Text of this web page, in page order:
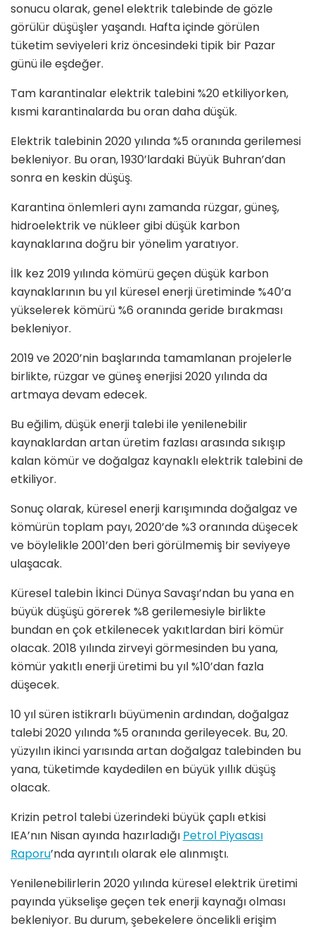
sonucu olarak, genel elektrik talebinde de gözle
görülür düşüşler yaşandı. Hafta içinde görülen
tüketim seviyeleri kriz öncesindeki tipik bir Pazar
günü ile eşdeğer.
Tam karantinalar elektrik talebini %20 etkiliyorken,
kısmi karantinalarda bu oran daha düşük.
Elektrik talebinin 2020 yılında %5 oranında gerilemesi
bekleniyor. Bu oran, 1930’lardaki Büyük Buhran’dan
sonra en keskin düşüş.
Karantina önlemleri aynı zamanda rüzgar, güneş,
hidroelektrik ve nükleer gibi düşük karbon
kaynaklarına doğru bir yönelim yaratıyor.
İlk kez 2019 yılında kömürü geçen düşük karbon
kaynaklarının bu yıl küresel enerji üretiminde %40’a
yükselerek kömürü %6 oranında geride bırakması
bekleniyor.
2019 ve 2020’nin başlarında tamamlanan projelerle
birlikte, rüzgar ve güneş enerjisi 2020 yılında da
artmaya devam edecek.
Bu eğilim, düşük enerji talebi ile yenilenebilir
kaynaklardan artan üretim fazlası arasında sıkışıp
kalan kömür ve doğalgaz kaynaklı elektrik talebini de
etkiliyor.
Sonuç olarak, küresel enerji karışımında doğalgaz ve
kömürün toplam payı, 2020’de %3 oranında düşecek
ve böylelikle 2001’den beri görülmemiş bir seviyeye
ulaşacak.
Küresel talebin İkinci Dünya Savaşı’ndan bu yana en
büyük düşüşü görerek %8 gerilemesiyle birlikte
bundan en çok etkilenecek yakıtlardan biri kömür
olacak. 2018 yılında zirveyi görmesinden bu yana,
kömür yakıtlı enerji üretimi bu yıl %10’dan fazla
düşecek.
10 yıl süren istikrarlı büyümenin ardından, doğalgaz
talebi 2020 yılında %5 oranında gerileyecek. Bu, 20.
yüzyılın ikinci yarısında artan doğalgaz talebinden bu
yana, tüketimde kaydedilen en büyük yıllık düşüş
olacak.
Krizin petrol talebi üzerindeki büyük çaplı etkisi
IEA’nın Nisan ayında hazırladığı Petrol Piyasası
Raporu’nda ayrıntılı olarak ele alınmıştı.
Yenilenebilirlerin 2020 yılında küresel elektrik üretimi
payında yükselişe geçen tek enerji kaynağı olması
bekleniyor. Bu durum, şebekelere öncelikli erişim